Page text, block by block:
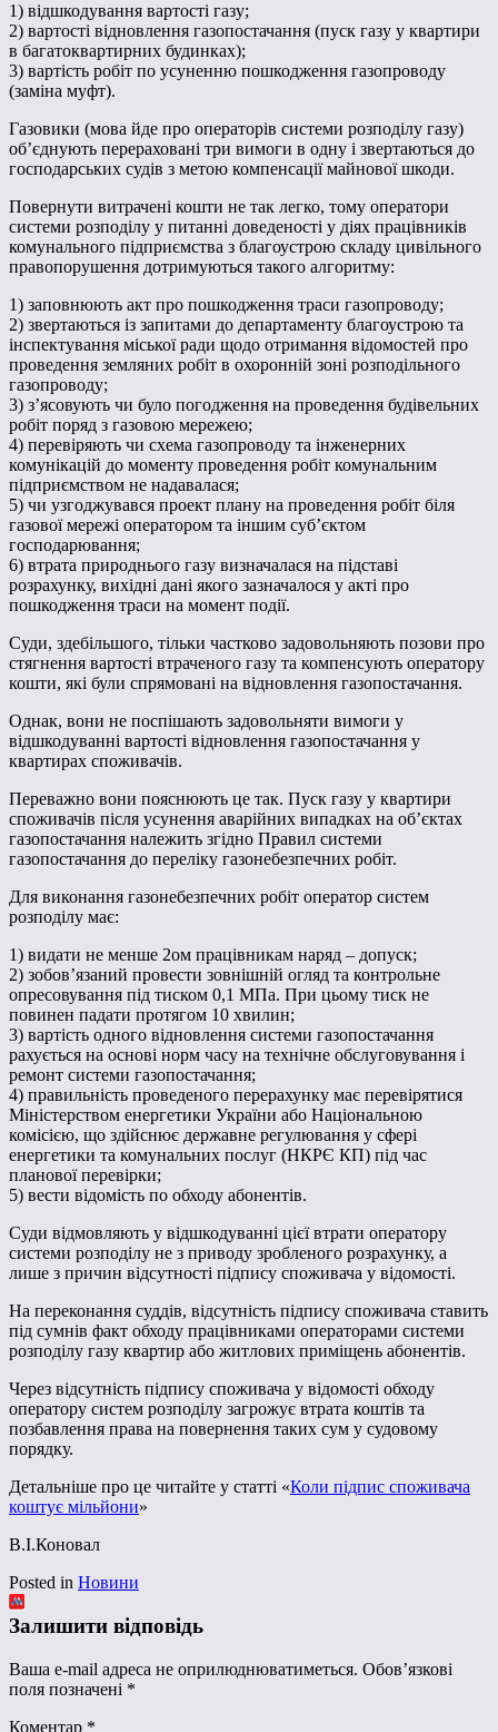
1) відшкодування вартості газу;
2) вартості відновлення газопостачання (пуск газу у квартири
в багатоквартирних будинках);
3) вартість робіт по усуненню пошкодження газопроводу
(заміна муфт).
Газовики (мова йде про операторів системи розподілу газу)
об’єднують перераховані три вимоги в одну і звертаються до
господарських судів з метою компенсації майнової шкоди.
Повернути витрачені кошти не так легко, тому оператори
системи розподілу у питанні доведеності у діях працівників
комунального підприємства з благоустрою складу цивільного
правопорушення дотримуються такого алгоритму:
1) заповнюють акт про пошкодження траси газопроводу;
2) звертаються із запитами до департаменту благоустрою та
інспектування міської ради щодо отримання відомостей про
проведення земляних робіт в охоронній зоні розподільного
газопроводу;
3) з’ясовують чи було погодження на проведення будівельних
робіт поряд з газовою мережею;
4) перевіряють чи cхема газопроводу та інженерних
комунікацій до моменту проведення робіт комунальним
підприємством не надавалася;
5) чи узгоджувався проект плану на проведення робіт біля
газової мережі оператором та іншим суб’єктом
господарювання;
6) втрата природнього газу визначалася на підставі
розрахунку, вихідні дані якого зазначалося у акті про
пошкодження траси на момент події.
Суди, здебільшого, тільки частково задовольняють позови про
стягнення вартості втраченого газу та компенсують оператору
кошти, які були спрямовані на відновлення газопостачання.
Однак, вони не поспішають задовольняти вимоги у
відшкодуванні вартості відновлення газопостачання у
квартирах споживачів.
Переважно вони пояснюють це так. Пуск газу у квартири
споживачів після усунення аварійних випадках на об’єктах
газопостачання належить згідно Правил системи
газопостачання до переліку газонебезпечних робіт.
Для виконання газонебезпечних робіт оператор систем
розподілу має:
1) видати не менше 2ом працівникам наряд – допуск;
2) зобов’язаний провести зовнішній огляд та контрольне
опресовування під тиском 0,1 МПа. При цьому тиск не
повинен падати протягом 10 хвилин;
3) вартість одного відновлення системи газопостачання
рахується на основі норм часу на технічне обслуговування і
ремонт системи газопостачання;
4) правильність проведеного перерахунку має перевірятися
Міністерством енергетики України або Національною
комісією, що здійснює державне регулювання у сфері
енергетики та комунальних послуг (НКРЄ КП) під час
планової перевірки;
5) вести відомість по обходу абонентів.
Суди відмовляють у відшкодуванні цієї втрати оператору
системи розподілу не з приводу зробленого розрахунку, а
лише з причин відсутності підпису споживача у відомості.
На переконання суддів, відсутність підпису споживача ставить
під сумнів факт обходу працівниками операторами системи
розподілу газу квартир або житлових приміщень абонентів.
Через відсутність підпису споживача у відомості обходу
оператору систем розподілу загрожує втрата коштів та
позбавлення права на повернення таких сум у судовому
порядку.
Детальніше про це читайте у статті «Коли підпис споживача
коштує мільйони»
В.І.Коновал
Posted in Новини
Залишити відповідь
Ваша e-mail адреса не оприлюднюватиметься. Обов’язкові
поля позначені *
Коментар *